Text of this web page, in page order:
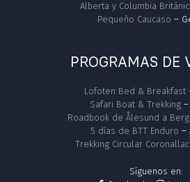
Alberta y Columbia
Pequeño Caucaso –
PROGRAMAS DE
Lofoten Bed & Breakfast
Safari Boat & Trekking–
Roadbook de Ålesund a
5 días de BTT Enduro –
Trekking Circular
Síguenos en: